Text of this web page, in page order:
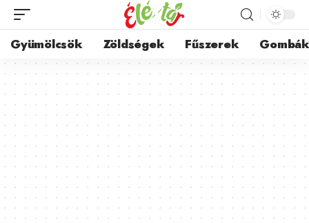
Gyümölcsök Zöldségek Fűszerek Gombák